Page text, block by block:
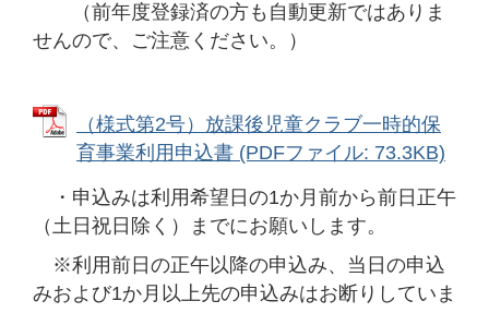
（前年度登録済の方も自動更新ではありま
せんので、ご注意ください。）
（様式第2号）放課後児童クラブ一時的保
育事業利用申込書 (PDFファイル: 73.3KB)
・申込みは利用希望日の1か月前から前日正午
（土日祝日除く）までにお願いします。
※利用前日の正午以降の申込み、当日の申込
みおよび1か月以上先の申込みはお断りしていま